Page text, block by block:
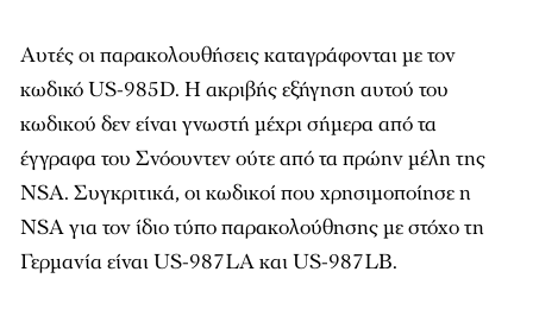
Αυτές οι παρακολουθήσεις καταγράφονται με τον
κωδικό US-985D. Η ακριβής εξήγηση αυτού του
κωδικού δεν είναι γνωστή μέχρι σήμερα από τα
έγγραφα του Σνόουντεν ούτε από τα πρώην μέλη της
NSA. Συγκριτικά, οι κωδικοί που χρησιμοποίησε η
NSA για τον ίδιο τύπο παρακολούθησης με στόχο τη
Γερμανία είναι US-987LA και US-987LB.